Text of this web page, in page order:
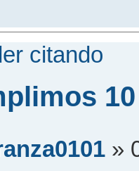
citando
»